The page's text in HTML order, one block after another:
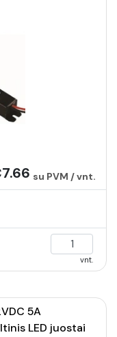
su PVM / vnt.
vnt.
5A
LED juostai